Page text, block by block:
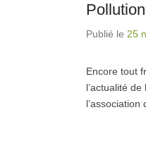
Publié le 25
Encore tout
l’actualité
l’association